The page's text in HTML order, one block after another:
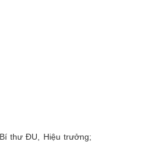
thư ĐU, Hiệu trưởng;